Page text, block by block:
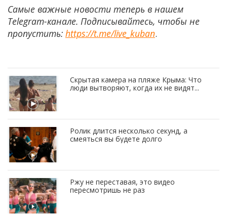
Самые важные новости теперь в нашем
Telegram-канале. Подписывайтесь, чтобы не
пропустить: https://t.me/live_kuban.
Скрытая камера на пляже Крыма: Что
люди вытворяют, когда их не видят...
Ролик длится несколько секунд, а
смеяться вы будете долго
Ржу не переставая, это видео
пересмотришь не раз